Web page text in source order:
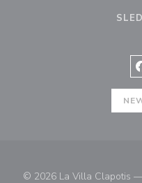
© 2026 La Villa Clapotis